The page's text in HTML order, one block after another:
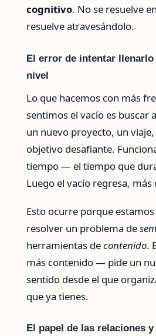
cognitivo. No se resuelve
resuelve atravesándolo.
El error de intentar llenarlo
nivel
Lo que hacemos con más
sentimos el vacío es buscar
un nuevo proyecto, un
objetivo desafiante.
tiempo — el tiempo que
Luego el vacío regresa, más
Esto ocurre porque
resolver un problema de
herramientas decontenido.
más contenido — pide un
sentido desde el que
que ya tienes.
El papel de las relaciones y